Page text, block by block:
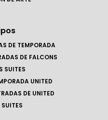
DE TEMPORADA
DE FALCONS
SUITES
UNITED
DE UNITED